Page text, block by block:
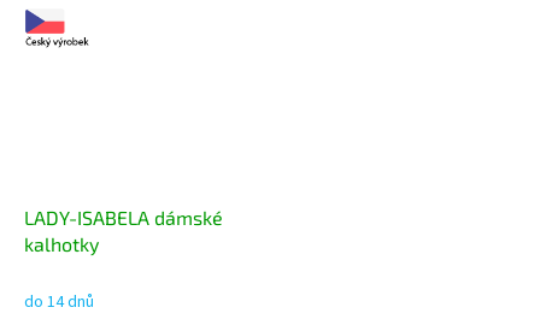
LADY-ISABELA dámské
kalhotky
do 14 dnů